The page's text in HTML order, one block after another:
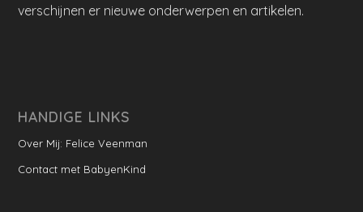
verschijnen er nieuwe onderwerpen en artikelen.
HANDIGE LINKS
Over Mij: Felice Veenman
Contact met BabyenKind